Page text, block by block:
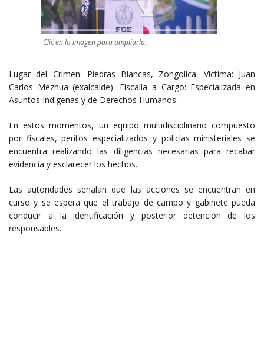
Clic en la imagen para ampliarla.
​Lugar del Crimen: Piedras Blancas, Zongolica. ​Víctima: Juan
Carlos Mezhua (exalcalde). ​Fiscalía a Cargo: Especializada en
Asuntos Indígenas y de Derechos Humanos. ​
En estos momentos, un equipo multidisciplinario compuesto
por fiscales, peritos especializados y policías ministeriales se
encuentra realizando las diligencias necesarias para recabar
evidencia y esclarecer los hechos. ​
Las autoridades señalan que las acciones se encuentran en
curso y se espera que el trabajo de campo y gabinete pueda
conducir a la identificación y posterior detención de los
responsables.